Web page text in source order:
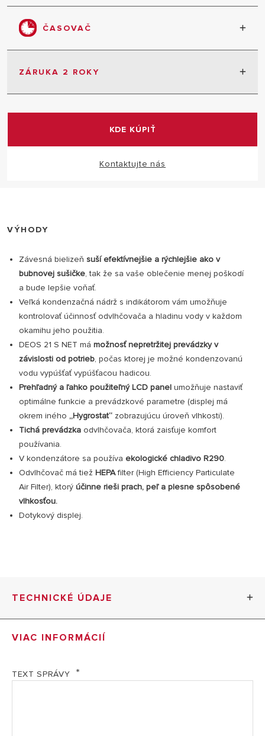
Domáci odvlhčovač vyvinutý z najlepších
materiálov, zaisťujúci funkčnosť za všetkých
podmienok.
ČASOVAČ
DEOS 21 S NET má časovač, ktorý umožňuje
panelu, tak z mobilnej aplikácie.
ZÁRUKA 2 ROKY
2 roky záruka bez obmedzenia
KDE KÚPIŤ
Kontaktujte nás
VÝHODY
Závesná bielizeň suší efektívnejšie a rýchlejšie ako v
bubnovej sušičke, tak že sa vaše oblečenie menej poškodí
a bude lepšie voňať.
Veľká kondenzačná nádrž s indikátorom vám umožňuje
kontrolovať účinnosť odvlhčovača a hladinu vody v každom
okamihu jeho použitia.
DEOS 21 S NET má možnosť nepretržitej prevádzky v
závislosti od potrieb, počas ktorej je možné kondenzovanú
vodu vypúšťať vypúšťacou hadicou.
Prehľadný a ľahko použiteľný LCD panel umožňuje nastaviť
optimálne funkcie a prevádzkové parametre (displej má
okrem iného „Hygrostat“ zobrazujúcu úroveň vlhkosti).
Tichá prevádzka odvlhčovača, ktorá zaisťuje komfort
používania.
V kondenzátore sa používa ekologické chladivo R290.
Odvlhčovač má tiež HEPAfilter (High Efficiency Particulate
Air Filter), ktorý účinne rieši prach, peľ a plesne spôsobené
vlhkosťou.
Dotykový displej.
TECHNICKÉ ÚDAJE
TECHNICKÁ SPECIFIKACE: DEOS
OBJEDNACÍ KÓD
VIAC INFORMÁCIÍ
TEXT SPRÁVY